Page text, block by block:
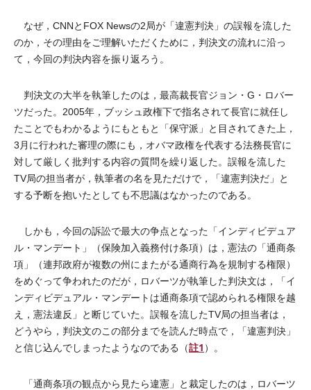
なぜ，CNNとFOX Newsの2局が「違憲判決」の誤報を流した
のか，その理由をご理解いただくために，判決文の流れに沿っ
て，今回の判決内容を振り返ろう。
判決文の大半を執筆したのは，最高裁長官ジョン・G・ロバー
ツだった。2005年，ブッシュ政権下で指名されて長官に就任し
たことでもわかるようにもともと「保守派」と目されてきた上，
3月に行われた審理の際にも，オバマ政権を代表する法務長官に
対して厳しく批判する内容の質問を繰り返した。誤報を流した
TV局の担当者が，執筆者の名を見ただけで，「違憲判決だ」と
する予断を抱いたとしても不思議はなかったのである。
しかも，今回の訴訟で最大の争点となった「インディビデュア
ル・マンデート」（保険加入義務付け条項）は，憲法の「通商条
項」（連邦政府が複数の州にまたがる通商行為を規制する権限）
をめぐって争われたのだが，ロバーツが執筆した判決文は，「イ
ンディビデュアル・マンデートは通商条項で認められる権限を越
え，憲法違反」と断じていた。誤報を流したTV局の担当者は，
どうやら，判決文のこの部分までを読んだ時点で，「違憲判決」
と信じ込んでしまったようなのである（註1 ）。
「通商条項の観点から見たら違憲」と裁定したのは，ロバーツ